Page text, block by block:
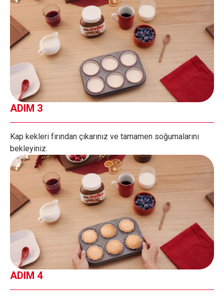
ADIM 3
Kap kekleri fırından çıkarınız ve tamamen soğumalarını
bekleyiniz.
ADIM 4